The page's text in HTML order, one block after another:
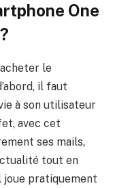
One
le
il faut
à son utilisateur
avec cet
ses mails,
tout en
joue pratiquement